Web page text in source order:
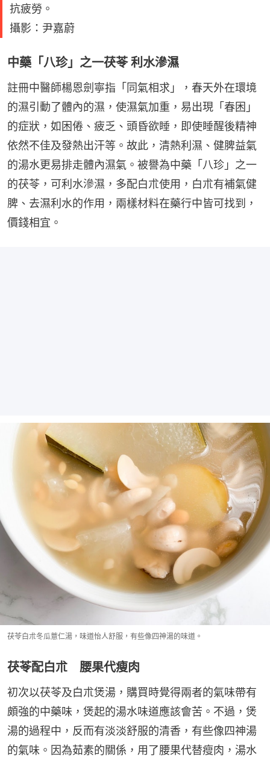
抗疲勞。
攝影：尹嘉蔚
中藥「八珍」之一茯苓 利水滲濕
註冊中醫師楊恩劍寧指「同氣相求」，春天外在環境
的濕引動了體內的濕，使濕氣加重，易出現「春困」
的症狀，如困倦、疲乏、頭昏欲睡，即使睡醒後精神
依然不佳及發熱出汗等。故此，清熱利濕、健脾益氣
的湯水更易排走體內濕氣。被譽為中藥「八珍」之一
的茯苓，可利水滲濕，多配白朮使用，白朮有補氣健
脾、去濕利水的作用，兩樣材料在藥行中皆可找到，
價錢相宜。
茯苓白朮冬瓜薏仁湯，味道怡人舒服，有些像四神湯的味道。
茯苓配白朮 腰果代瘦肉
初次以茯苓及白朮煲湯，購買時覺得兩者的氣味帶有
頗強的中藥味，煲起的湯水味道應該會苦。不過，煲
湯的過程中，反而有淡淡舒服的清香，有些像四神湯
的氣味。因為茹素的關係，用了腰果代替瘦肉，湯水